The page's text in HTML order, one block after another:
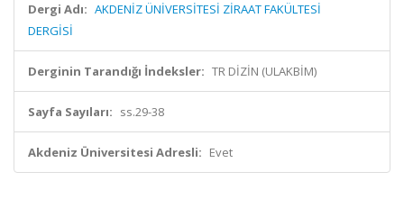
Dergi Adı: AKDENİZ ÜNİVERSİTESİ ZİRAAT FAKÜLTESİ
DERGİSİ
Derginin Tarandığı İndeksler: TR DİZİN (ULAKBİM)
Sayfa Sayıları: ss.29-38
Akdeniz Üniversitesi Adresli: Evet